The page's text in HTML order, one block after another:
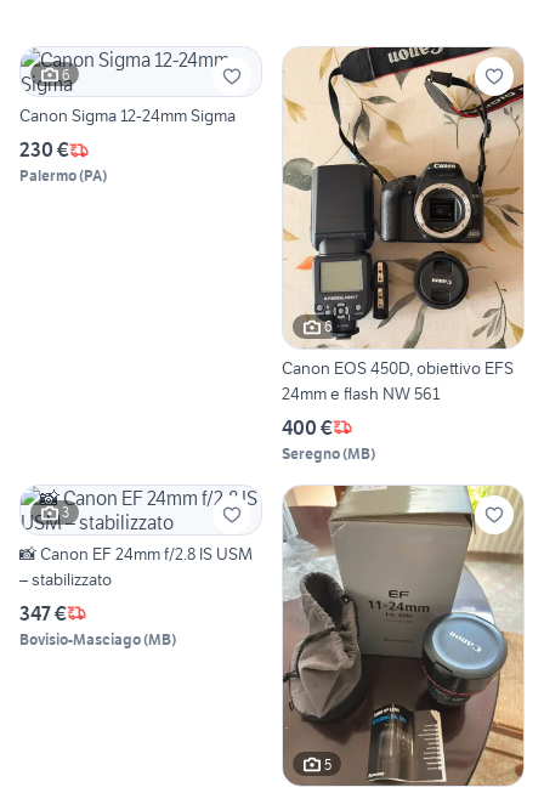
6
Canon Sigma 12-24mm Sigma
230 €
Palermo(PA)
6
Canon EOS 450D, obiettivo EFS
24mm e flash NW 561
400 €
Seregno(MB)
3
📸 Canon EF 24mm f/2.8 IS USM
– stabilizzato
347 €
Bovisio-Masciago(MB)
5